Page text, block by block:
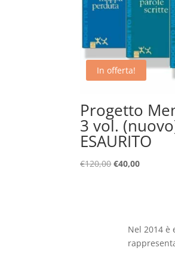
In offerta!
Progetto
3 vol.
ESAURITO
€120,00Il
€40,00Il
Nel 2014 è